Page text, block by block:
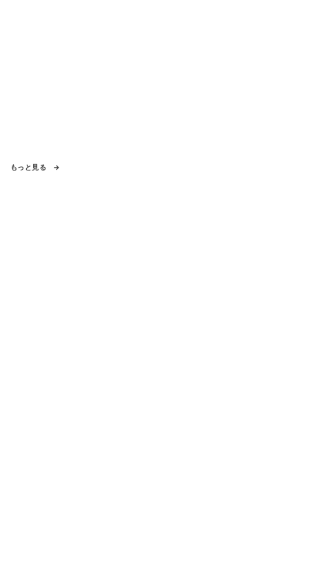
もっと見る